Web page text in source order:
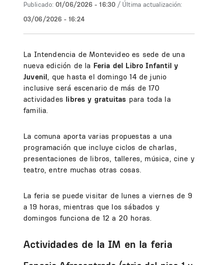
Publicado: 01/06/2026 - 16:30 / Última actualización:
03/06/2026 - 16:24
La Intendencia de Montevideo es sede de una
nueva edición de la Feria del Libro Infantil y
Juvenil, que hasta el domingo 14 de junio
inclusive será escenario de más de 170
actividades libres y gratuitas para toda la
familia.
La comuna aporta varias propuestas a una
programación que incluye ciclos de charlas,
presentaciones de libros, talleres, música, cine y
teatro, entre muchas otras cosas.
La feria se puede visitar de lunes a viernes de 9
a 19 horas, mientras que los sábados y
domingos funciona de 12 a 20 horas.
Actividades de la IM en la feria